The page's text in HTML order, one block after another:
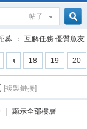
帖子
搜
募
›
互解任務 優質魚友
18 19 20
[複製鏈接]
顯示全部樓層